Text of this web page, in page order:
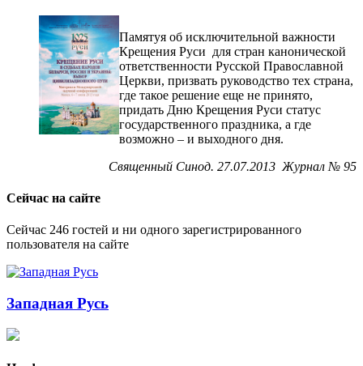
Памятуя об исключительной важности
Крещения Руси для стран канонической
ответственности Русской Православной
Церкви, призвать руководство тех страна,
где такое решение еще не принято,
придать Дню Крещения Руси статус
государственного праздника, а где
возможно – и выходного дня.
Священный Синод. 27.07.2013 Журнал № 95
Сейчас на сайте
Сейчас 246 гостей и ни одного зарегистрированного
пользователя на сайте
Западная Русь